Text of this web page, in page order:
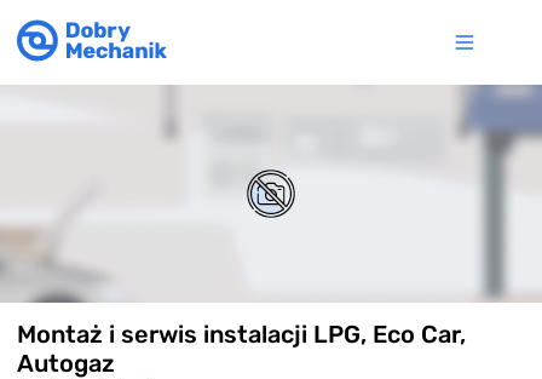
Montaż i serwis instalacji LPG, Eco Car,
Autogaz